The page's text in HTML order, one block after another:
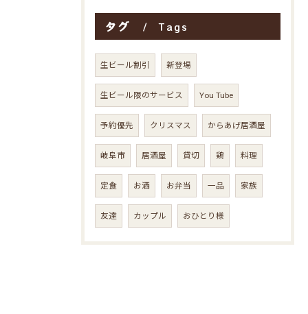
タグ Tags
生ビール割引 新登場
生ビール限のサービス You Tube
予約優先 クリスマス からあげ居酒屋
岐阜市 居酒屋 貸切 鶏 料理
定食 お酒 お弁当 一品 家族
友達 カップル おひとり様